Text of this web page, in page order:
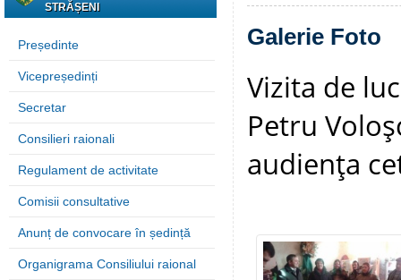
STRĂȘENI
Președinte
Vicepreședinți
Secretar
Consilieri raionali
Regulament de activitate
Comisii consultative
Anunț de convocare în ședință
Organigrama Consiliului raional
Galerie Foto
Vizita de
Petru
audienţa